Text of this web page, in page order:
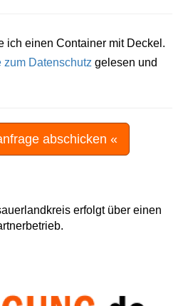
ich einen Container mit Deckel.
zum Datenschutz gelesen und
abschicken «
erfolgt über einen